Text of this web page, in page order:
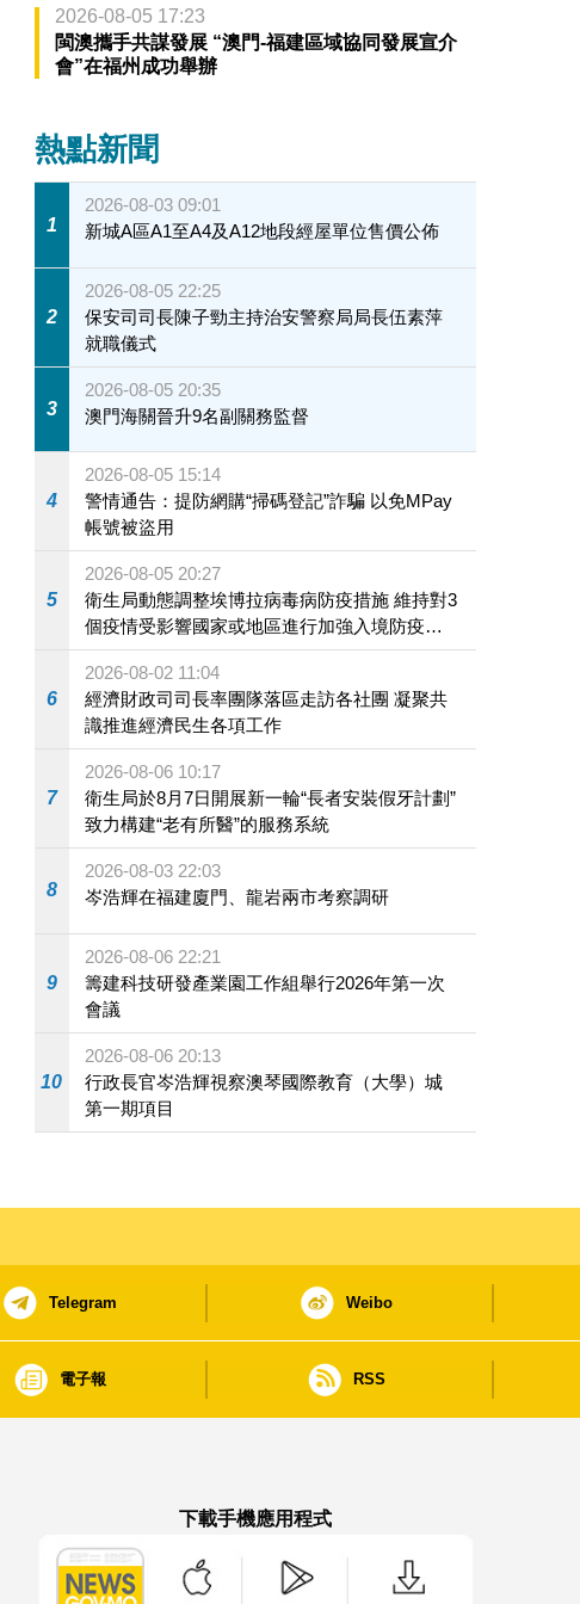
2026-08-05 17:23
閩澳攜手共謀發展 “澳門-福建區域協同發展宣介
會”在福州成功舉辦
熱點新聞
1
2026-08-03 09:01
新城A區A1至A4及A12地段經屋單位售價公佈
2
2026-08-05 22:25
保安司司長陳子勁主持治安警察局局長伍素萍
就職儀式
3
2026-08-05 20:35
澳門海關晉升9名副關務監督
4
2026-08-05 15:14
警情通告：提防網購“掃碼登記”詐騙 以免MPay
帳號被盜用
5
2026-08-05 20:27
衛生局動態調整埃博拉病毒病防疫措施 維持對3
個疫情受影響國家或地區進行加強入境防疫措
施
6
2026-08-02 11:04
經濟財政司司長率團隊落區走訪各社團 凝聚共
識推進經濟民生各項工作
7
2026-08-06 10:17
衛生局於8月7日開展新一輪“長者安裝假牙計劃”
致力構建“老有所醫”的服務系統
8
2026-08-03 22:03
岑浩輝在福建廈門、龍岩兩市考察調研
9
2026-08-06 22:21
籌建科技研發產業園工作組舉行2026年第一次
會議
10
2026-08-06 20:13
行政長官岑浩輝視察澳琴國際教育（大學）城
第一期項目
Telegram Weibo
電子報 RSS
下載手機應用程式